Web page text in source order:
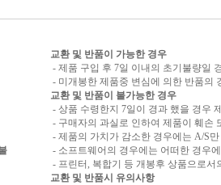
교환 및 반품이 가능한 경우
- 제품 구입 후 7일 이내의 초기불량일
- 미개봉한 제품중 변심에 의한 반품의
교환 및 반품이 불가능한 경우
- 상품 수령한지 7일이 경과 했을 경우
- 구매자의 과실로 인하여 제품이 훼손
- 제품의 가치가 감소한 경우에는 A/S
- 소프트웨어의 경우에는 어떠한 경우
- 프린터, 복합기 등 개봉후 상품으로
교환 및 반품시 유의사항